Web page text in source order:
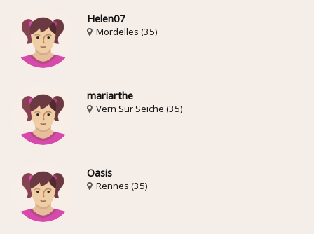
Helen07
Mordelles (35)
mariarthe
Vern Sur Seiche (35)
Oasis
Rennes (35)